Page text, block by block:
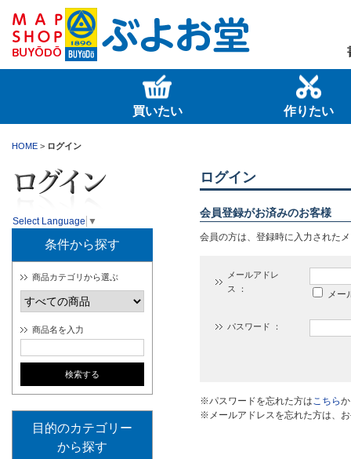
買いたい 作りたい
HOME > ログイン
Select Language ▼
条件から探す
商品カテゴリから選ぶ
商品名を入力
目的のカテゴリー
から探す
ログイン
会員登録がお済みのお客様
会員の方は、登録時に入力された
メールアドレ
ス ：
メー
パスワード ：
※パスワードを忘れた方はこちら
※メールアドレスを忘れた方は、